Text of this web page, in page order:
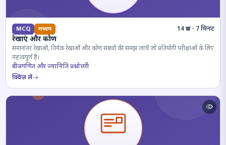
MCQ मध्यम 14 प्रश्न · 7 मिनट
रेखाएं और कोण
समानांतर रेखाओं, तिर्यक रेखाओं और कोण संबंधों की समझ जांचें जो प्रतियोगी परीक्षाओं के लिए
महत्वपूर्ण हैं।
बीजगणित और ज्यामिति प्रश्नोत्तरी
क्विज़ लें